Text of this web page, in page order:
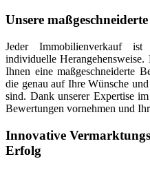
Unsere
Jeder Immobilienverkauf
individuelle
Ihnen eine maßgeschneiderte
die genau auf Ihre Wünsche
sind. Dank unserer Expertise
Bewertungen vornehmen und
Innovative
Erfolg